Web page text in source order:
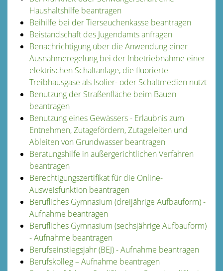
Haushaltshilfe beantragen
Beihilfe bei der Tierseuchenkasse beantragen
Beistandschaft des Jugendamts anfragen
Benachrichtigung über die Anwendung einer
Ausnahmeregelung bei der Inbetriebnahme einer
elektrischen Schaltanlage, die fluorierte
Treibhausgase als Isolier- oder Schaltmedien nutzt
Benutzung der Straßenfläche beim Bauen
beantragen
Benutzung eines Gewässers - Erlaubnis zum
Entnehmen, Zutagefördern, Zutageleiten und
Ableiten von Grundwasser beantragen
Beratungshilfe in außergerichtlichen Verfahren
beantragen
Berechtigungszertifikat für die Online-
Ausweisfunktion beantragen
Berufliches Gymnasium (dreijährige Aufbauform) -
Aufnahme beantragen
Berufliches Gymnasium (sechsjährige Aufbauform)
- Aufnahme beantragen
Berufseinstiegsjahr (BEJ) - Aufnahme beantragen
Berufskolleg – Aufnahme beantragen